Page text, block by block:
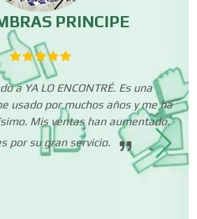
Espectáculos
Nutrición
PRINCIPE
a YA LO ENCONTRÉ. Es una
usado por muchos años y me ha
Mis ventas han aumentado.
por su gran servicio.